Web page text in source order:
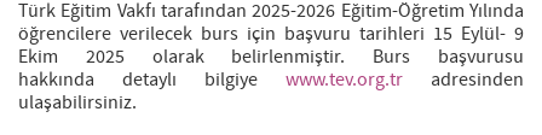
Türk Eğitim Vakfı tarafından 2025-2026 Eğitim-Öğretim Yılında
öğrencilere verilecek burs için başvuru tarihleri 15 Eylül- 9
Ekim 2025 olarak belirlenmiştir. Burs başvurusu
hakkında detaylı bilgiye www.tev.org.tr adresinden
ulaşabilirsiniz.